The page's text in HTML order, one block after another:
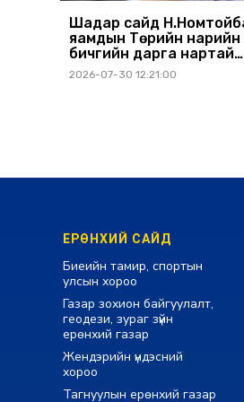
Шадар сайд
яамдын Төрийн нарийн
бичгийн дарга нартай
шуурхай хуралдлаа
2026-07-30 12:21:00
ЕРӨНХИЙ САЙД
Биеийн тамир, спортын
улсын хороо
Газар зохион байгуулалт,
геодези, зураг зүйн
ерөнхий газар
Жендэрийн үндэсний
хороо
Тагнуулын ерөнхий газар